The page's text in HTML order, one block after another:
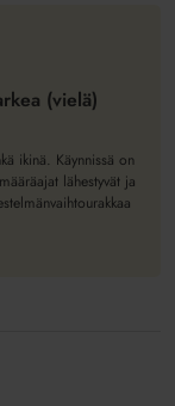
(vielä)
ikinä. Käynnissä on
lähestyvät ja